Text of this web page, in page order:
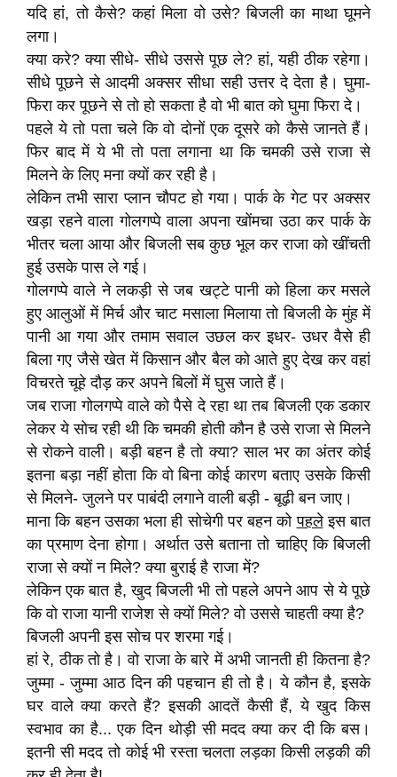
यदि हां, तो कैसे? कहां मिला वो उसे? बिजली का माथा घूमने
लगा।
क्या करे? क्या सीधे- सीधे उससे पूछ ले? हां, यही ठीक रहेगा।
सीधे पूछने से आदमी अक्सर सीधा सही उत्तर दे देता है। घुमा-
फिरा कर पूछने से तो हो सकता है वो भी बात को घुमा फिरा दे।
पहले ये तो पता चले कि वो दोनों एक दूसरे को कैसे जानते हैं।
फिर बाद में ये भी तो पता लगाना था कि चमकी उसे राजा से
मिलने के लिए मना क्यों कर रही है।
लेकिन तभी सारा प्लान चौपट हो गया। पार्क के गेट पर अक्सर
खड़ा रहने वाला गोलगप्पे वाला अपना खोंमचा उठा कर पार्क के
भीतर चला आया और बिजली सब कुछ भूल कर राजा को खींचती
हुई उसके पास ले गई।
गोलगप्पे वाले ने लकड़ी से जब खट्टे पानी को हिला कर मसले
हुए आलुओं में मिर्च और चाट मसाला मिलाया तो बिजली के मुंह में
पानी आ गया और तमाम सवाल उछल कर इधर- उधर वैसे ही
बिला गए जैसे खेत में किसान और बैल को आते हुए देख कर वहां
विचरते चूहे दौड़ कर अपने बिलों में घुस जाते हैं।
जब राजा गोलगप्पे वाले को पैसे दे रहा था तब बिजली एक डकार
लेकर ये सोच रही थी कि चमकी होती कौन है उसे राजा से मिलने
से रोकने वाली। बड़ी बहन है तो क्या? साल भर का अंतर कोई
इतना बड़ा नहीं होता कि वो बिना कोई कारण बताए उसके किसी
से मिलने- जुलने पर पाबंदी लगाने वाली बड़ी - बूढ़ी बन जाए।
माना कि बहन उसका भला ही सोचेगी पर बहन कोपहलेइस बात
का प्रमाण देना होगा। अर्थात उसे बताना तो चाहिए कि बिजली
राजा से क्यों न मिले? क्या बुराई है राजा में?
लेकिन एक बात है, खुद बिजली भी तो पहले अपने आप से ये पूछे
कि वो राजा यानी राजेश से क्यों मिले? वो उससे चाहती क्या है?
बिजली अपनी इस सोच पर शरमा गई।
हां रे, ठीक तो है। वो राजा के बारे में अभी जानती ही कितना है?
जुम्मा - जुम्मा आठ दिन की पहचान ही तो है। ये कौन है, इसके
घर वाले क्या करते हैं? इसकी आदतें कैसी हैं, ये खुद किस
स्वभाव का है... एक दिन थोड़ी सी मदद क्या कर दी कि बस।
इतनी सी मदद तो कोई भी रस्ता चलता लड़का किसी लड़की की